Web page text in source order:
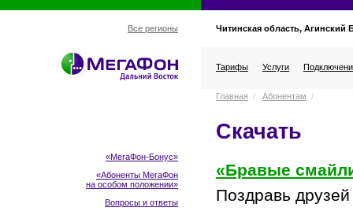
Все регионы Читинская область, Агинский
Тарифы Услуги
«МегаФон-Бонус»
«Абоненты МегаФон
на особом положении»
Вопросы и ответы
Главная / Абонентам /
Скачать
«Бравые
Поздравь